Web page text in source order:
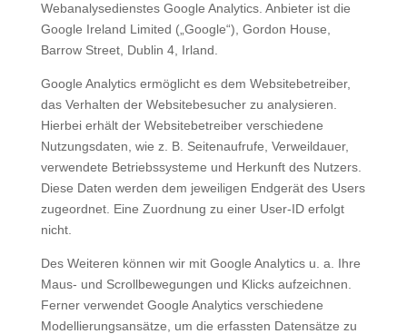
Webanalysedienstes Google Analytics. Anbieter ist die
Google Ireland Limited („Google“), Gordon House,
Barrow Street, Dublin 4, Irland.
Google Analytics ermöglicht es dem Websitebetreiber,
das Verhalten der Websitebesucher zu analysieren.
Hierbei erhält der Websitebetreiber verschiedene
Nutzungsdaten, wie z. B. Seitenaufrufe, Verweildauer,
verwendete Betriebssysteme und Herkunft des Nutzers.
Diese Daten werden dem jeweiligen Endgerät des Users
zugeordnet. Eine Zuordnung zu einer User-ID erfolgt
nicht.
Des Weiteren können wir mit Google Analytics u. a. Ihre
Maus- und Scrollbewegungen und Klicks aufzeichnen.
Ferner verwendet Google Analytics verschiedene
Modellierungsansätze, um die erfassten Datensätze zu